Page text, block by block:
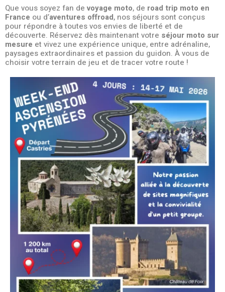
Que vous soyez fan de voyage moto, de road trip moto en
France ou d’aventures offroad, nos séjours sont conçus
pour répondre à toutes vos envies de liberté et de
découverte. Réservez dès maintenant votre séjour moto sur
mesure et vivez une expérience unique, entre adrénaline,
paysages extraordinaires et passion du guidon. À vous de
choisir votre terrain de jeu et de tracer votre route !